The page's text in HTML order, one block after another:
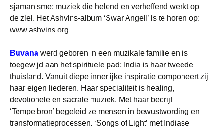
sjamanisme; muziek die helend en verheffend werkt op
de ziel. Het Ashvins-album ‘Swar Angeli’ is te horen op:
www.ashvins.org.
Buvana werd geboren in een muzikale familie en is
toegewijd aan het spirituele pad; India is haar tweede
thuisland. Vanuit diepe innerlijke inspiratie componeert zij
haar eigen liederen. Haar specialiteit is healing,
devotionele en sacrale muziek. Met haar bedrijf
‘Tempelbron’ begeleid ze mensen in bewustwording en
transformatieprocessen. ‘Songs of Light’ met Indiase